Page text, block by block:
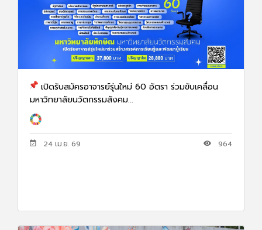
เปิดรับสมัครอาจารย์รุ่นใหม่ 60 อัตรา ร่วมขับเคลื่อน
มหาวิทยาลัยนวัตกรรมสังคม...
24 เม.ย. 69 964